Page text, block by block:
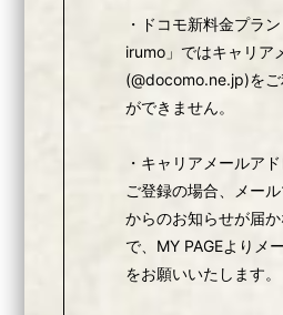
HOME
NEWS
・ドコモ新料金プラ
irumo」ではキャリア
(@docomo.ne.jp)を
ができません。
・キャリアメールア
ご登録の場合、メー
からのお知らせが届
で、MY PAGEよりメ
をお願いいたします。